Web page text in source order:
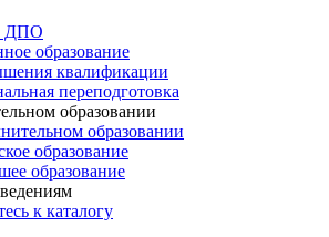
ДПО
образование
квалификации
переподготовка
образовании
образовании
образование
образование
к каталогу